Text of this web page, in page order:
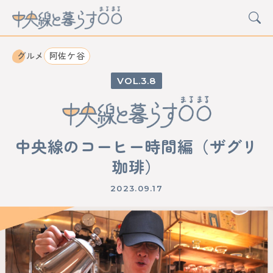
CATEGORY
カルチャー グルメ アート イベント
STATION
阿佐ケ谷 荻窪
東小金井 武蔵小金井
西八王子
高尾 西立川 東中神 中神
昭島
拝島
牛浜 福生 羽村 小作 河辺
東青梅
青梅
グルメ 阿佐ケ谷
3.8
中央線のコーヒー時間編（ザグリ
珈琲）
2023.09.17